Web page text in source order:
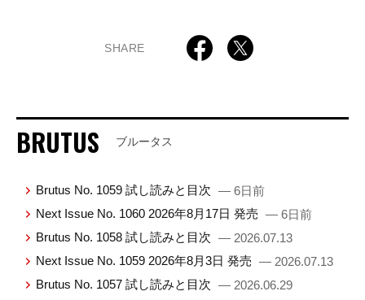
SHARE
BRUTUS ブルータス
Brutus No. 1059 試し読みと目次 — 6日前
Next Issue No. 1060 2026年8月17日 発売 — 6日前
Brutus No. 1058 試し読みと目次 — 2026.07.13
Next Issue No. 1059 2026年8月3日 発売 — 2026.07.13
Brutus No. 1057 試し読みと目次 — 2026.06.29